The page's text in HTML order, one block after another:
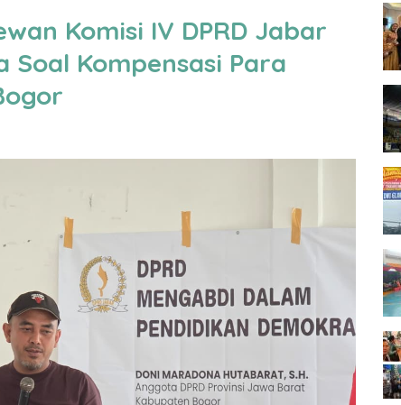
Komisi IV DPRD Jabar
Kompensasi Para